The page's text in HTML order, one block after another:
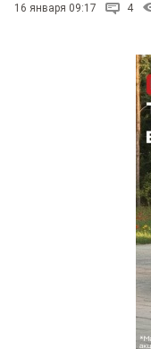
16 января 09:17 4